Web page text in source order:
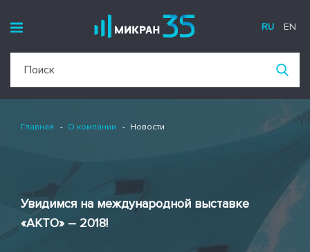
RU EN
Увидимся на международной выставке
«АКТО» – 2018!
Главная О компании Новости